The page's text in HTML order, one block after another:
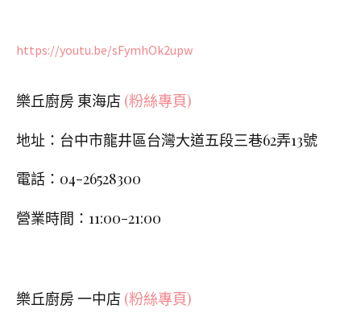
https://youtu.be/sFymhOk2upw
樂丘廚房 東海店 (粉絲專頁)
地址：台中市龍井區台灣大道五段三巷62弄13號
電話：04-26528300
營業時間：11:00-21:00
樂丘廚房 一中店 (粉絲專頁)